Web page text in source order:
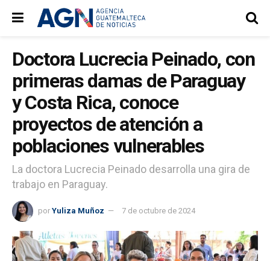
Doctora Lucrecia Peinado, con
primeras damas de Paraguay
y Costa Rica, conoce
proyectos de atención a
poblaciones vulnerables
La doctora Lucrecia Peinado desarrolla una gira de
trabajo en Paraguay.
por Yuliza Muñoz 7 de octubre de 2024